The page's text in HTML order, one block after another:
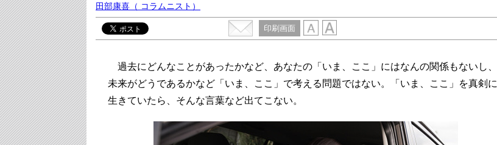
田部康喜 （ コラムニスト）
印刷画面
過去にどんなことがあったかなど、あなたの「いま、ここ」にはなんの関係もないし、
未来がどうであるかなど「いま、ここ」で考える問題ではない。「いま、ここ」を真剣に
生きていたら、そんな言葉など出てこない。